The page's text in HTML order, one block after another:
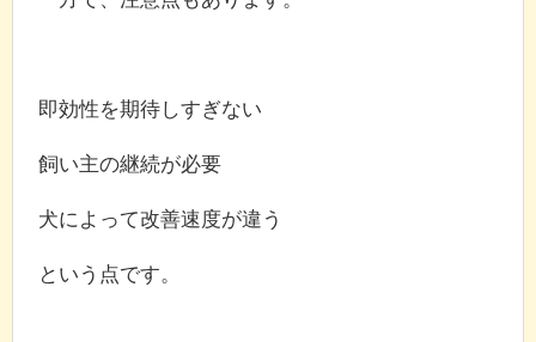
即効性を期待しすぎない
飼い主の継続が必要
犬によって改善速度が違う
という点です。